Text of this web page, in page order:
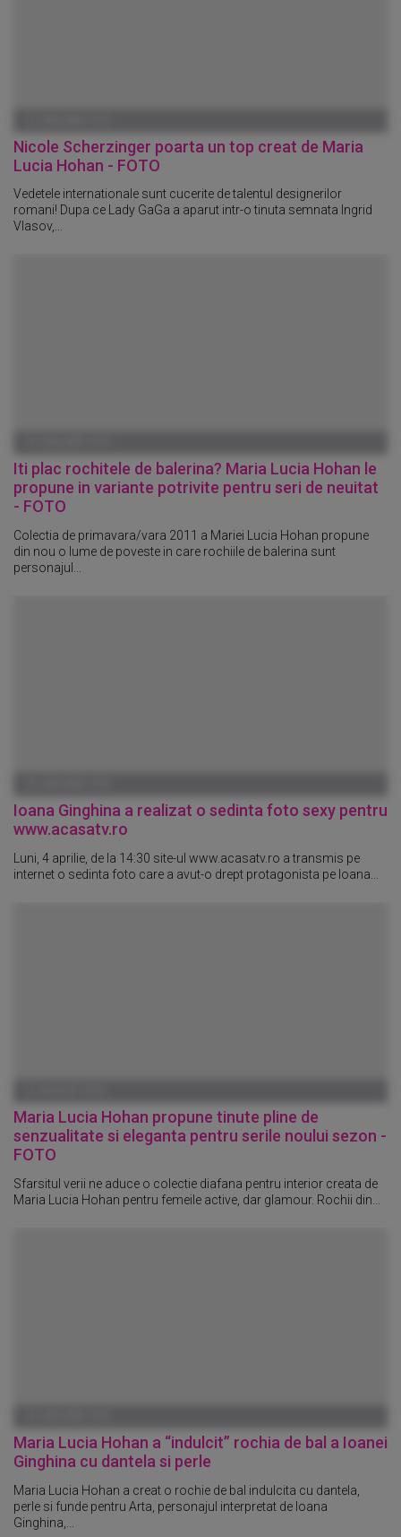
Nicole Scherzinger poarta un top creat de Maria
Lucia Hohan - FOTO
Vedetele internationale sunt cucerite de talentul designerilor
romani! Dupa ce Lady GaGa a aparut intr-o tinuta semnata Ingrid
Vlasov,...
Iti plac rochitele de balerina? Maria Lucia Hohan le
propune in variante potrivite pentru seri de neuitat
- FOTO
Colectia de primavara/vara 2011 a Mariei Lucia Hohan propune
din nou o lume de poveste in care rochiile de balerina sunt
personajul...
Ioana Ginghina a realizat o sedinta foto sexy pentru
www.acasatv.ro
Luni, 4 aprilie, de la 14:30 site-ul www.acasatv.ro a transmis pe
internet o sedinta foto care a avut-o drept protagonista pe Ioana...
Maria Lucia Hohan propune tinute pline de
senzualitate si eleganta pentru serile noului sezon -
FOTO
Sfarsitul verii ne aduce o colectie diafana pentru interior creata de
Maria Lucia Hohan pentru femeile active, dar glamour. Rochii din...
Maria Lucia Hohan a “indulcit” rochia de bal a Ioanei
Ginghina cu dantela si perle
Maria Lucia Hohan a creat o rochie de bal indulcita cu dantela,
perle si funde pentru Arta, personajul interpretat de Ioana
Ginghina,...